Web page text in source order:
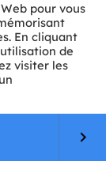
keyboard_arrow_right
pour vous
En cliquant
de
visiter les